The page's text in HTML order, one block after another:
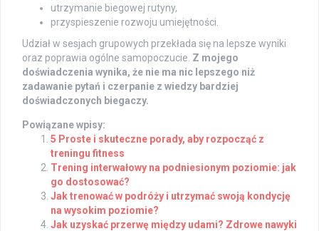
utrzymanie biegowej rutyny,
przyspieszenie rozwoju umiejętności.
Udział w sesjach grupowych przekłada się na lepsze wyniki
oraz poprawia ogólne samopoczucie. Z mojego
doświadczenia wynika, że nie ma nic lepszego niż
zadawanie pytań i czerpanie z wiedzy bardziej
doświadczonych biegaczy.
Powiązane wpisy:
5 Proste i skuteczne porady, aby rozpocząć z
treningu fitness
Trening interwałowy na podniesionym poziomie: jak
go dostosować?
Jak trenować w podróży i utrzymać swoją kondycję
na wysokim poziomie?
Jak uzyskać przerwę między udami? Zdrowe nawyki